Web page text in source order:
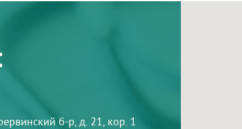
б-р, д. 21, кор. 1